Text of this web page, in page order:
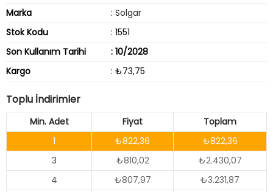
Marka
: Solgar
Stok Kodu
: 1551
Son Kullanım Tarihi
: 10/2028
Kargo
: ₺73,75
Toplu İndirimler
Min. Adet Fiyat
Toplam
1
₺822,36
₺822,36
3
₺810,02
₺2.430,07
4
₺807,97
₺3.231,87